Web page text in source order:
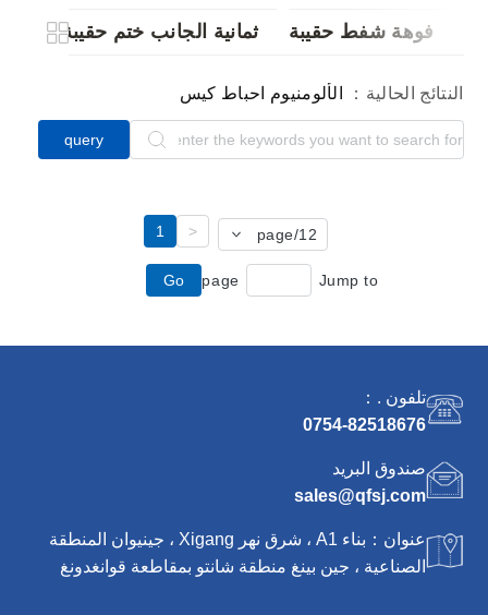
فوهة شفط حقيبة ثمانية الجانب ختم حقيبة
النتائج الحالية： الألومنيوم احباط كيس
query
12
/page
<
1
Jump to
page
Go
تلفون .：
0754-82518676
صندوق البريد
sales@qfsj.com
عنوان：بناء A1 ، شرق نهر Xigang ، جينيوان المنطقة
الصناعية ، جين بينغ منطقة شانتو بمقاطعة قوانغدونغ